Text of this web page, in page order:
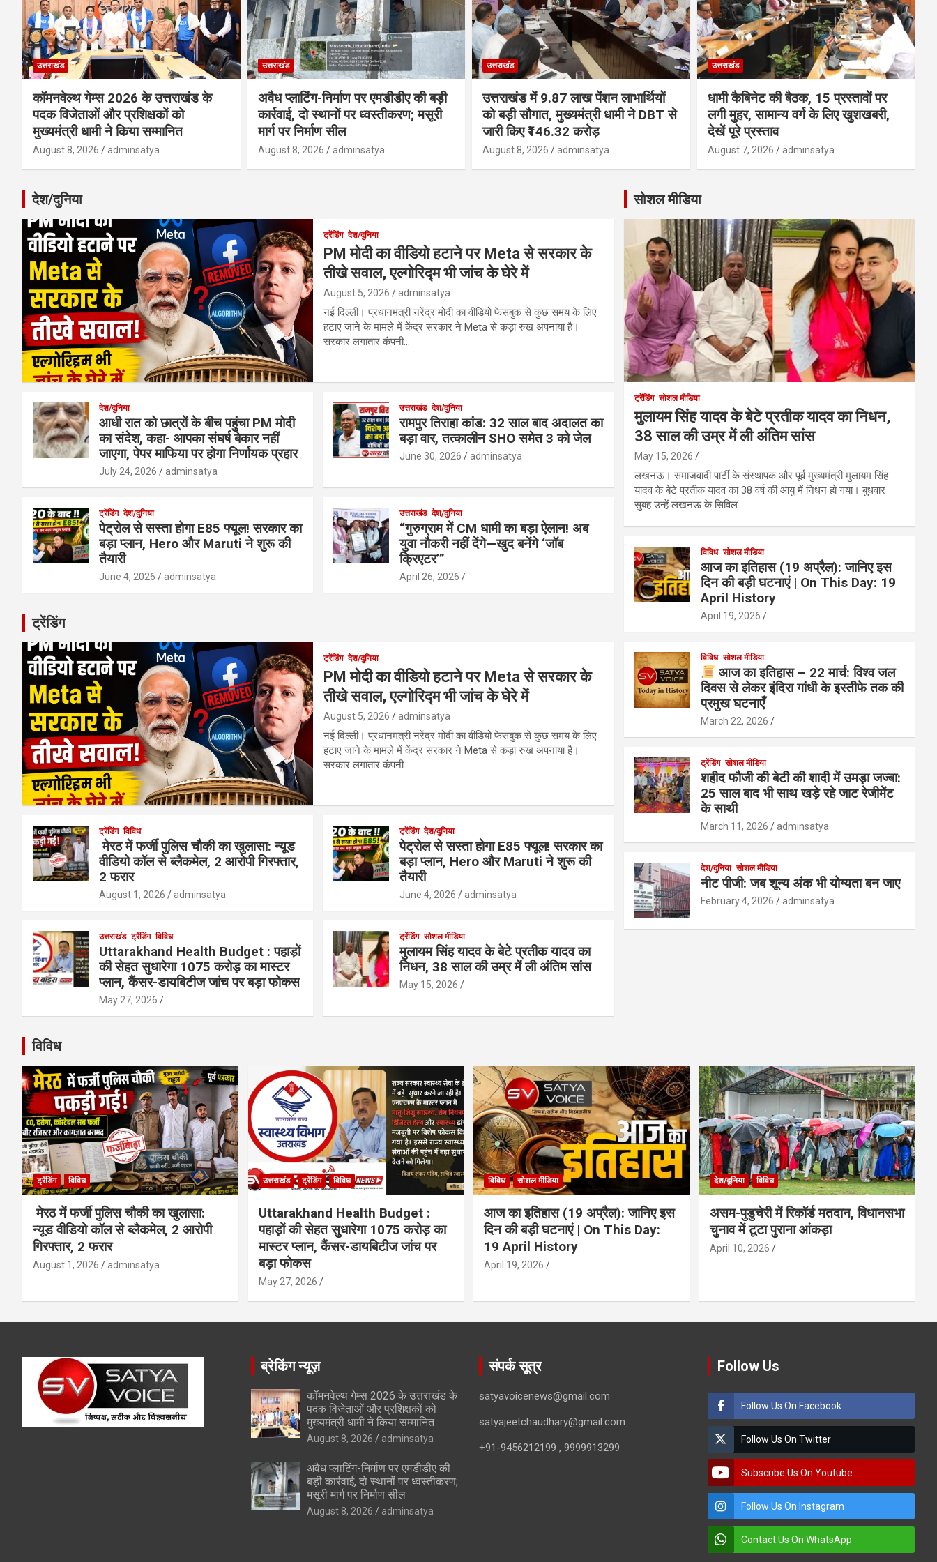
उत्तराखंड
कॉमनवेल्थ गेम्स 2026 के उत्तराखंड के
पदक विजेताओं और प्रशिक्षकों को
मुख्यमंत्री धामी ने किया सम्मानित
August 8, 2026 adminsatya
उत्तराखंड
अवैध प्लाटिंग-निर्माण पर एमडीडीए की बड़ी
कार्रवाई, दो स्थानों पर ध्वस्तीकरण; मसूरी
मार्ग पर निर्माण सील
August 8, 2026 adminsatya
उत्तराखंड
उत्तराखंड में 9.87 लाख पेंशन लाभार्थियों
को बड़ी सौगात, मुख्यमंत्री धामी ने DBT से
जारी किए ₹146.32 करोड़
August 8, 2026 adminsatya
उत्तराखंड
धामी कैबिनेट की बैठक, 15 प्रस्तावों पर
लगी मुहर, सामान्य वर्ग के लिए खुशखबरी,
देखें पूरे प्रस्ताव
August 7, 2026 adminsatya
देश/दुनिया
ट्रेंडिंग देश/दुनिया
PM मोदी का वीडियो हटाने पर Meta से सरकार के
तीखे सवाल, एल्गोरिद्म भी जांच के घेरे में
August 5, 2026 adminsatya
नई दिल्ली। प्रधानमंत्री नरेंद्र मोदी का वीडियो फेसबुक से कुछ समय के लिए
हटाए जाने के मामले में केंद्र सरकार ने Meta से कड़ा रुख अपनाया है।
सरकार लगातार कंपनी…
देश/दुनिया
आधी रात को छात्रों के बीच पहुंचा PM मोदी
का संदेश, कहा- आपका संघर्ष बेकार नहीं
जाएगा, पेपर माफिया पर होगा निर्णायक प्रहार
July 24, 2026 adminsatya
उत्तराखंड देश/दुनिया
रामपुर तिराहा कांड: 32 साल बाद अदालत का
बड़ा वार, तत्कालीन SHO समेत 3 को जेल
June 30, 2026 adminsatya
ट्रेंडिंग देश/दुनिया
पेट्रोल से सस्ता होगा E85 फ्यूल! सरकार का
बड़ा प्लान, Hero और Maruti ने शुरू की
तैयारी
June 4, 2026 adminsatya
उत्तराखंड देश/दुनिया
“गुरुग्राम में CM धामी का बड़ा ऐलान! अब
युवा नौकरी नहीं देंगे—खुद बनेंगे ‘जॉब
क्रिएटर’”
April 26, 2026
ट्रेंडिंग
ट्रेंडिंग देश/दुनिया
PM मोदी का वीडियो हटाने पर Meta से सरकार के
तीखे सवाल, एल्गोरिद्म भी जांच के घेरे में
August 5, 2026 adminsatya
नई दिल्ली। प्रधानमंत्री नरेंद्र मोदी का वीडियो फेसबुक से कुछ समय के लिए
हटाए जाने के मामले में केंद्र सरकार ने Meta से कड़ा रुख अपनाया है।
सरकार लगातार कंपनी…
ट्रेंडिंग विविध
मेरठ में फर्जी पुलिस चौकी का खुलासा: न्यूड
वीडियो कॉल से ब्लैकमेल, 2 आरोपी गिरफ्तार,
2 फरार
August 1, 2026 adminsatya
ट्रेंडिंग देश/दुनिया
पेट्रोल से सस्ता होगा E85 फ्यूल! सरकार का
बड़ा प्लान, Hero और Maruti ने शुरू की
तैयारी
June 4, 2026 adminsatya
उत्तराखंड ट्रेंडिंग विविध
Uttarakhand Health Budget : पहाड़ों
की सेहत सुधारेगा 1075 करोड़ का मास्टर
प्लान, कैंसर-डायबिटीज जांच पर बड़ा फोकस
May 27, 2026
ट्रेंडिंग सोशल मीडिया
मुलायम सिंह यादव के बेटे प्रतीक यादव का
निधन, 38 साल की उम्र में ली अंतिम सांस
May 15, 2026
सोशल मीडिया
ट्रेंडिंग सोशल मीडिया
मुलायम सिंह यादव के बेटे प्रतीक यादव का निधन,
38 साल की उम्र में ली अंतिम सांस
May 15, 2026
लखनऊ। समाजवादी पार्टी के संस्थापक और पूर्व मुख्यमंत्री मुलायम सिंह
यादव के बेटे प्रतीक यादव का 38 वर्ष की आयु में निधन हो गया। बुधवार
सुबह उन्हें लखनऊ के सिविल…
विविध सोशल मीडिया
आज का इतिहास (19 अप्रैल): जानिए इस
दिन की बड़ी घटनाएं | On This Day: 19
April History
April 19, 2026
विविध सोशल मीडिया
आज का इतिहास – 22 मार्च: विश्व जल
दिवस से लेकर इंदिरा गांधी के इस्तीफे तक की
प्रमुख घटनाएँ
March 22, 2026
ट्रेंडिंग सोशल मीडिया
शहीद फौजी की बेटी की शादी में उमड़ा जज्बा:
25 साल बाद भी साथ खड़े रहे जाट रेजीमेंट
के साथी
March 11, 2026 adminsatya
देश/दुनिया सोशल मीडिया
नीट पीजी: जब शून्य अंक भी योग्यता बन जाए
February 4, 2026 adminsatya
विविध
ट्रेंडिंग विविध
मेरठ में फर्जी पुलिस चौकी का खुलासा:
न्यूड वीडियो कॉल से ब्लैकमेल, 2 आरोपी
गिरफ्तार, 2 फरार
August 1, 2026 adminsatya
उत्तराखंड ट्रेंडिंग विविध
Uttarakhand Health Budget :
पहाड़ों की सेहत सुधारेगा 1075 करोड़ का
मास्टर प्लान, कैंसर-डायबिटीज जांच पर
बड़ा फोकस
May 27, 2026
विविध सोशल मीडिया
आज का इतिहास (19 अप्रैल): जानिए इस
दिन की बड़ी घटनाएं | On This Day:
19 April History
April 19, 2026
देश/दुनिया विविध
असम-पुडुचेरी में रिकॉर्ड मतदान, विधानसभा
चुनाव में टूटा पुराना आंकड़ा
April 10, 2026
ब्रेकिंग न्यूज़
कॉमनवेल्थ गेम्स 2026 के उत्तराखंड के
पदक विजेताओं और प्रशिक्षकों को
मुख्यमंत्री धामी ने किया सम्मानित
August 8, 2026 adminsatya
अवैध प्लाटिंग-निर्माण पर एमडीडीए की
बड़ी कार्रवाई, दो स्थानों पर ध्वस्तीकरण;
मसूरी मार्ग पर निर्माण सील
August 8, 2026 adminsatya
संपर्क सूत्र
satyavoicenews@gmail.com
satyajeetchaudhary@gmail.com
+91-9456212199 , 9999913299
Follow Us
Follow Us On Facebook
Follow Us On Twitter
Subscribe Us On Youtube
Follow Us On Instagram
Contact Us On WhatsApp